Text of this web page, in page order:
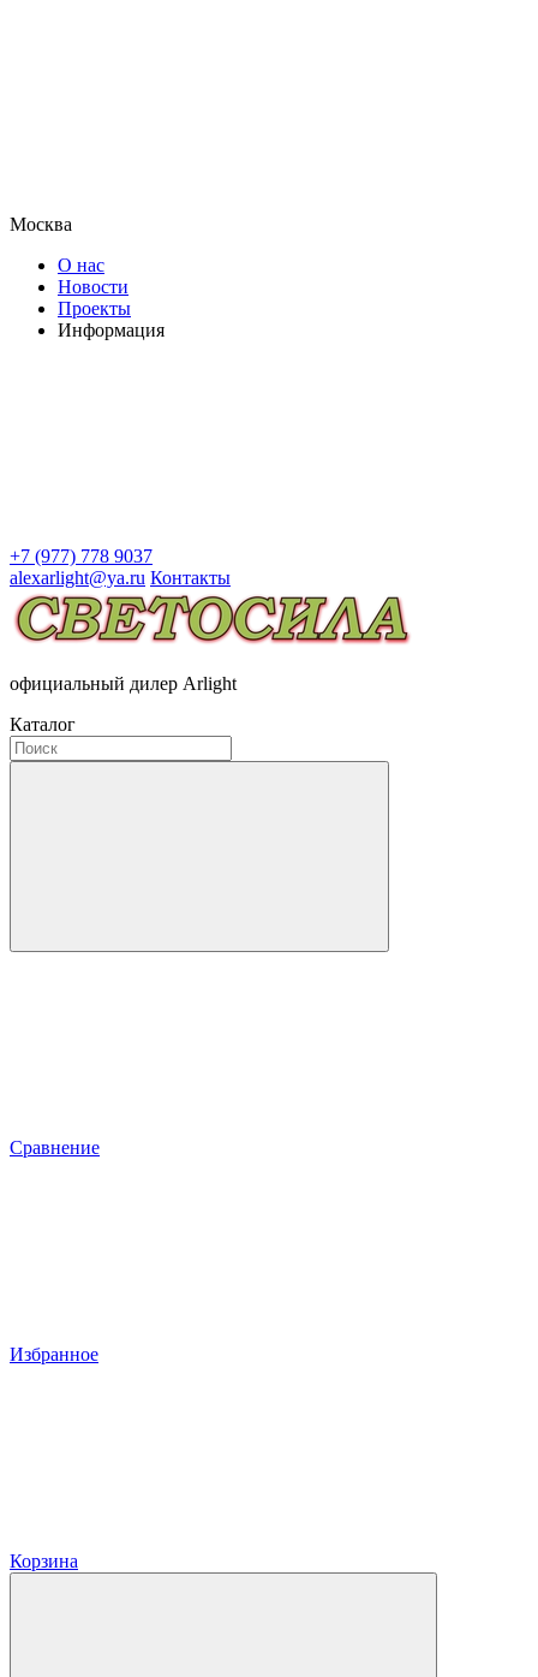
Москва
О нас
Новости
Проекты
Информация
+7 (977) 778 9037
alexarlight@ya.ru Контакты
официальный дилер Arlight
Каталог
Сравнение
Избранное
Корзина